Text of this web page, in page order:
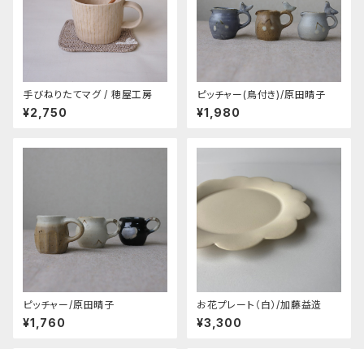
手びねりたてマグ / 穂屋工房
¥2,750
ピッチャー(鳥付き)/原田晴子
¥1,980
ピッチャー/原田晴子
¥1,760
お花プレート（白）/加藤益造
¥3,300